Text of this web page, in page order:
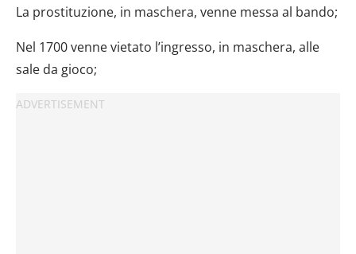
La prostituzione, in maschera, venne messa al bando;
Nel 1700 venne vietato l’ingresso, in maschera, alle
sale da gioco;